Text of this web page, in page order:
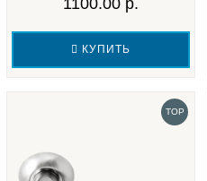
1100.00 р.
КУПИТЬ
TOP